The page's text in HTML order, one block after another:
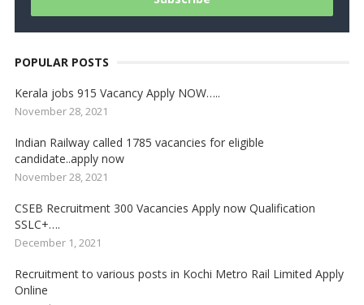
POPULAR POSTS
Kerala jobs 915 Vacancy Apply NOW…..
November 28, 2021
Indian Railway called 1785 vacancies for eligible
candidate..apply now
November 28, 2021
CSEB Recruitment 300 Vacancies Apply now Qualification
SSLC+….
December 1, 2021
Recruitment to various posts in Kochi Metro Rail Limited Apply
Online